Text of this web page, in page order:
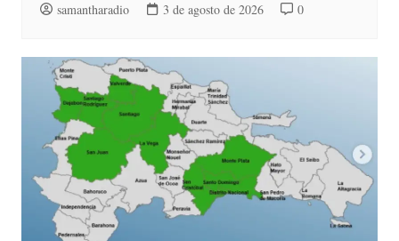
samantharadio 3 de agosto de 2026 0